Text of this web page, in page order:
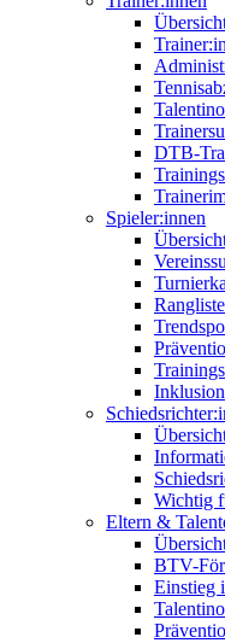
DTB-
Spieler:innen
Inklusion
Wichtig
Eltern &
BTV-
Einstieg